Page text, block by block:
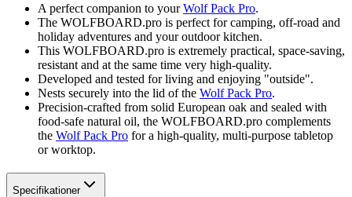
A perfect companion to yourWolf Pack Pro.
The WOLFBOARD.pro is perfect for camping, off-road and
holiday adventures and your outdoor kitchen.
This WOLFBOARD.pro is extremely practical, space-saving,
resistant and at the same time very high-quality.
Developed and tested for living and enjoying "outside".
Nests securely into the lid of the Wolf Pack Pro.
Precision-crafted from solid European oak and sealed with
food-safe natural oil, the WOLFBOARD.pro complements
the Wolf Pack Pro for a high-quality, multi-purpose tabletop
or worktop.
Specifikationer